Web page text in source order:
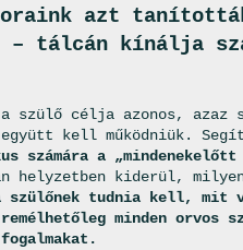
azt
tálcán kínálja
szülő célja azonos, azaz
kell működniük.
számára a
helyzetben kiderül,
szülőnek tudnia kell, mit
minden orvos